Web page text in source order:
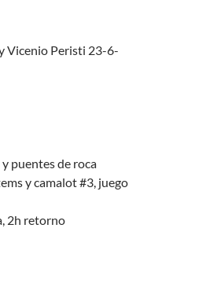
Vicenio Peristi 23-6-
puentes de roca
y camalot #3, juego
2h retorno